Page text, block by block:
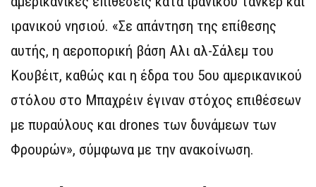
ιρανικού νησιού. «Σε απάντηση της επίθεσης
αυτής, η αεροπορική βάση Αλι αλ-Σάλεμ του
Κουβέιτ, καθώς και η έδρα του 5ου αμερικανικού
στόλου στο Μπαχρέιν έγιναν στόχος επιθέσεων
με πυραύλους και drones των δυνάμεων των
Φρουρών», σύμφωνα με την ανακοίνωση.